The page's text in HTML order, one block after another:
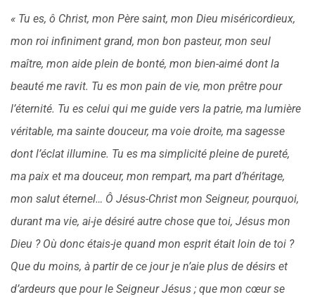
« Tu es, ô Christ, mon Père saint, mon Dieu miséricordieux,
mon roi infiniment grand, mon bon pasteur, mon seul
maître, mon aide plein de bonté, mon bien-aimé dont la
beauté me ravit. Tu es mon pain de vie, mon prêtre pour
l’éternité. Tu es celui qui me guide vers la patrie, ma lumière
véritable, ma sainte douceur, ma voie droite, ma sagesse
dont l’éclat illumine. Tu es ma simplicité pleine de pureté,
ma paix et ma douceur, mon rempart, ma part d’héritage,
mon salut éternel… Ô Jésus-Christ mon Seigneur, pourquoi,
durant ma vie, ai-je désiré autre chose que toi, Jésus mon
Dieu ? Où donc étais-je quand mon esprit était loin de toi ?
Que du moins, à partir de ce jour je n’aie plus de désirs et
d’ardeurs que pour le Seigneur Jésus ; que mon cœur se